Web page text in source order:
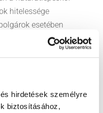
hirdetések személyre
biztosításához,
hitelessége
esetében
10 napos
karantén előírása is
igazolás
követően
fenn nem